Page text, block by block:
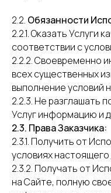
2.2. Обязанности
2.2.1. Оказать Услуги
соответствии с
2.2.2. Своевременно
всех существенных
выполнение условий
2.2.3. Не разглашать
Услуг информацию и
2.3. Права Заказчика:
2.3.1. Получить от
условиях настоящего
2.3.2. Получать от
на Сайте, полную